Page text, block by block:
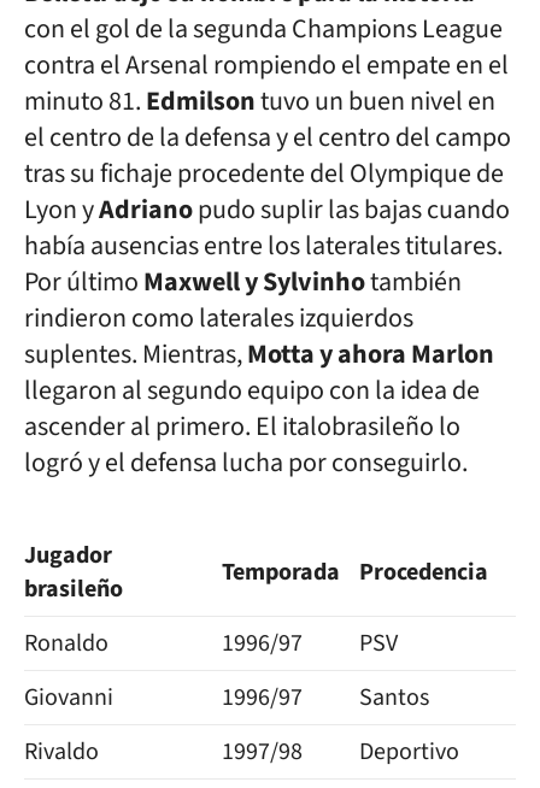
con el gol de la segunda Champions League
contra el Arsenal rompiendo el empate en el
minuto 81.Edmilsontuvo un buen nivel en
el centro de la defensa y el centro del campo
tras su fichaje procedente del Olympique de
Lyon yAdrianopudo suplir las bajas cuando
había ausencias entre los laterales titulares.
Por últimoMaxwell y Sylvinhotambién
rindieron como laterales izquierdos
suplentes. Mientras,Motta y ahora Marlon
llegaron al segundo equipo con la idea de
ascender al primero. El italobrasileño lo
logró y el defensa lucha por conseguirlo.
Jugador
brasileño
Temporada Procedencia
Ronaldo 1996/97 PSV
Giovanni
1996/97 Santos
Rivaldo
1997/98 Deportivo